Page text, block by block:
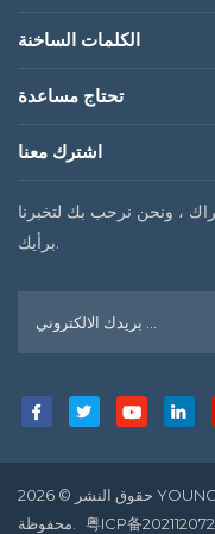
الكلمات الساخنة
تحتاج مساعدة
اشترك معنا
، ونحن نرحب بك لتخبرنا
برأيك.
حقوق النشر © 2026 YOUNGPOOL Technology Co.,Ltd. كل الحقوق
粤ICP备